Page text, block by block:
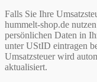
Falls Sie Ihre
hummelt-shop.de
persönlichen Daten in
unter UStID eintragen
Umsatzsteuer wird
aktualisiert.